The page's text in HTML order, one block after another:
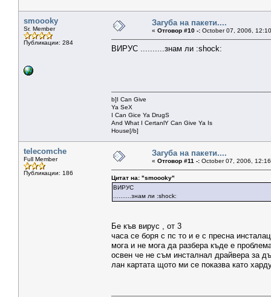
smoooky
Sr. Member
Публикации: 284
Загуба на пакети....
« Отговор #10 -: October 07, 2006,
ВИРУС ..........знам ли :shock:
b]I Can Give
Ya SeX
I Can Gice Ya DrugS
And What I CertanlY Can Give Ya Is
House[/b]
telecomche
Full Member
Публикации: 186
Загуба на пакети....
« Отговор #11 -: October 07, 2006,
Цитат на: "smoooky"
ВИРУС
..........знам ли :shock:
Бе къв вирус , от 3
часа се боря с пс то и е с пресна
мога и не мога да разбера къде е
освен че не съм инсталнал драйвера за
лан картата щото ми се показва като